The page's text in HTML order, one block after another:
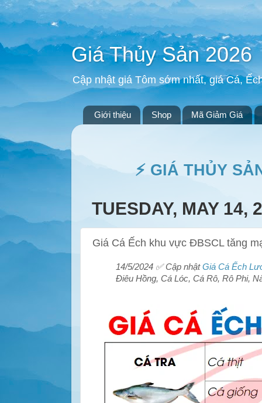
Giá Thủy Sản 2026
Cập nhật giá Tôm sớm nhất, giá Cá,
Giới thiệu Shop Mã Giảm Giá
⚡ GIÁ THỦY
TUESDAY, MAY 14,
Giá Cá Ếch khu vực ĐBSCL tăng
14/5/2024 ✅ Cập nhậtGiá Cá Ếch
Điêu Hồng, Cá Lóc, Cá Rô, Rô Phi,